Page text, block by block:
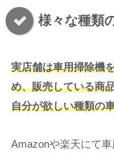
様々な種類
実店舗は車用掃除機
め、販売している商
自分が欲しい種類の
Amazonや楽天にて